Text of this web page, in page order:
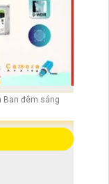
Ban đêm sáng